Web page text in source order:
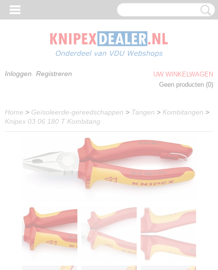
Inloggen Registreren
UW WINKELWAGEN
Geen producten (0)
Home > Geïsoleerde-gereedschappen > Tangen > Kombitangen >
Knipex 03 06 180 T Kombitang